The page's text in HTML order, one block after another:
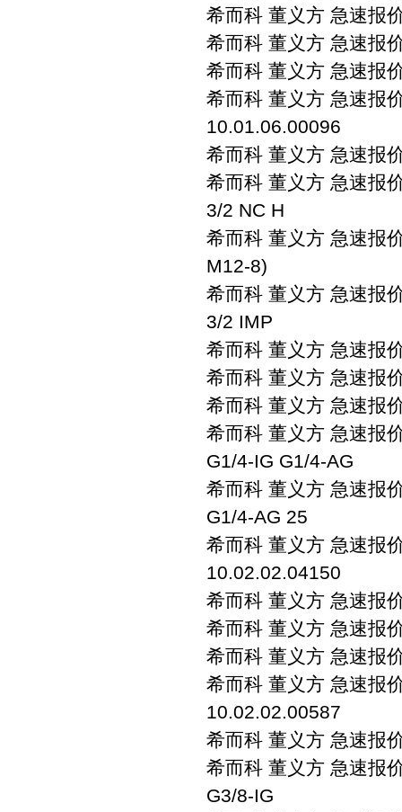
希而科 董义方 急速
希而科 董义方 急速
希而科 董义方 急速
希而科 董义方 急速
10.01.06.00096
希而科 董义方 急速
希而科 董义方 急速
3/2 NC H
希而科 董义方 急速
M12-8)
希而科 董义方 急速
3/2 IMP
希而科 董义方 急速
希而科 董义方 急速
希而科 董义方 急速
希而科 董义方 急速
G1/4-IG G1/4-AG
希而科 董义方 急速
G1/4-AG 25
希而科 董义方 急速
10.02.02.04150
希而科 董义方 急速
希而科 董义方 急速
希而科 董义方 急速
希而科 董义方 急速
10.02.02.00587
希而科 董义方 急速
希而科 董义方 急速
G3/8-IG